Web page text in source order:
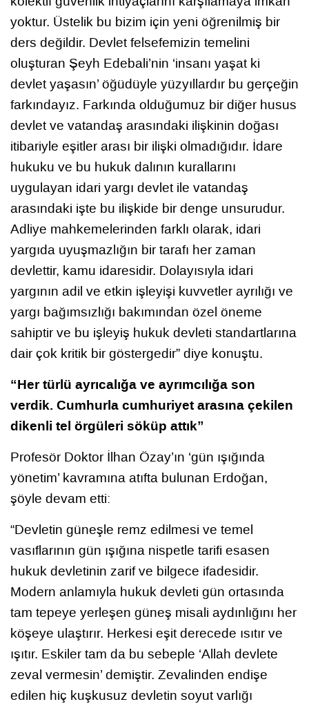
yoktur. Üstelik bu bizim için yeni öğrenilmiş bir
ders değildir. Devlet felsefemizin temelini
oluşturan Şeyh Edebali’nin ‘insanı yaşat ki
devlet yaşasın’ öğüdüyle yüzyıllardır bu gerçeğin
farkındayız. Farkında olduğumuz bir diğer husus
devlet ve vatandaş arasındaki ilişkinin doğası
itibariyle eşitler arası bir ilişki olmadığıdır. İdare
hukuku ve bu hukuk dalının kurallarını
uygulayan idari yargı devlet ile vatandaş
arasındaki işte bu ilişkide bir denge unsurudur.
Adliye mahkemelerinden farklı olarak, idari
yargıda uyuşmazlığın bir tarafı her zaman
devlettir, kamu idaresidir. Dolayısıyla idari
yargının adil ve etkin işleyişi kuvvetler ayrılığı ve
yargı bağımsızlığı bakımından özel öneme
sahiptir ve bu işleyiş hukuk devleti standartlarına
dair çok kritik bir göstergedir” diye konuştu.
“Her türlü ayrıcalığa ve ayrımcılığa son
verdik. Cumhurla cumhuriyet arasına çekilen
dikenli tel örgüleri söküp attık”
Profesör Doktor İlhan Özay’ın ‘gün ışığında
yönetim’ kavramına atıfta bulunan Erdoğan,
şöyle devam etti:
“Devletin güneşle remz edilmesi ve temel
vasıflarının gün ışığına nispetle tarifi esasen
hukuk devletinin zarif ve bilgece ifadesidir.
Modern anlamıyla hukuk devleti gün ortasında
tam tepeye yerleşen güneş misali aydınlığını her
köşeye ulaştırır. Herkesi eşit derecede ısıtır ve
ışıtır. Eskiler tam da bu sebeple ‘Allah devlete
zeval vermesin’ demiştir. Zevalinden endişe
edilen hiç kuşkusuz devletin soyut varlığı